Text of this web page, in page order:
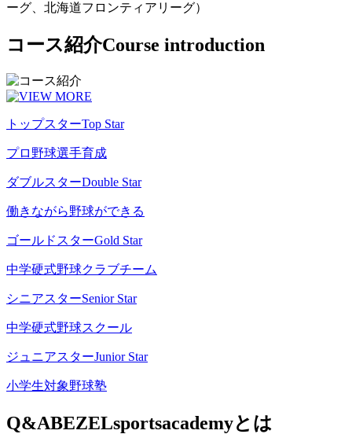
ーグ、北海道フロンティアリーグ）
コース紹介Course introduction
トップスターTop Star
プロ野球選手育成
ダブルスターDouble Star
働きながら野球ができる
ゴールドスターGold Star
中学硬式野球クラブチーム
シニアスターSenior Star
中学硬式野球スクール
ジュニアスターJunior Star
小学生対象野球塾
Q&ABEZELsportsacademyとは